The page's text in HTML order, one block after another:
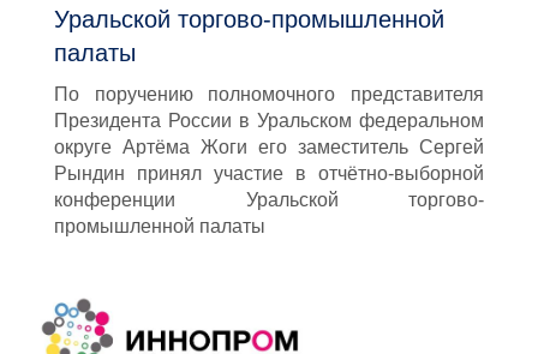
Уральской торгово-промышленной
палаты
По поручению полномочного представителя
Президента России в Уральском федеральном
округе Артёма Жоги его заместитель Сергей
Рындин принял участие в отчётно-выборной
конференции Уральской торгово-
промышленной палаты